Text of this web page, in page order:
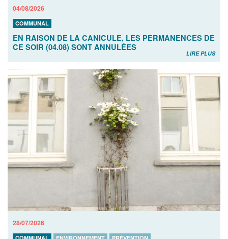
04/08/2026
COMMUNAL
EN RAISON DE LA CANICULE, LES PERMANENCES DE
CE SOIR (04.08) SONT ANNULÉES
LIRE PLUS
28/07/2026